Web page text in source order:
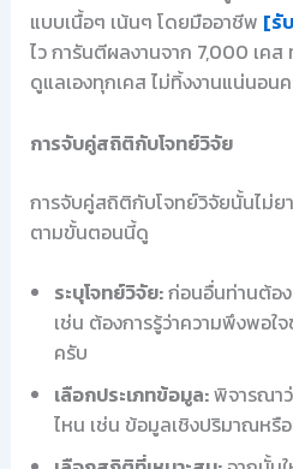
แบบเนื้อๆ เน้นๆ โดยมืออาชีพ [รั
ไว การันตีผลงานจาก 7,000 เค
ดูแลเองทุกเคส ไม่ทิ้งงานแน่นอน
การจับคู่สถิติกับโจทย์วิจัย
การจับคู่สถิติกับโจทย์วิจัยนั้นไม่ย
ตามขั้นตอนนี้ดู
ระบุโจทย์วิจัย:ก่อนอื่นท่านต้อง
เช่น ต้องการรู้ว่าความพึงพอ
ครับ
เลือกประเภทข้อมูล:พิจารณาว่
ไหน เช่น ข้อมูลเชิงปริมาณหรื